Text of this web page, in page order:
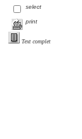
select
print
Text complet